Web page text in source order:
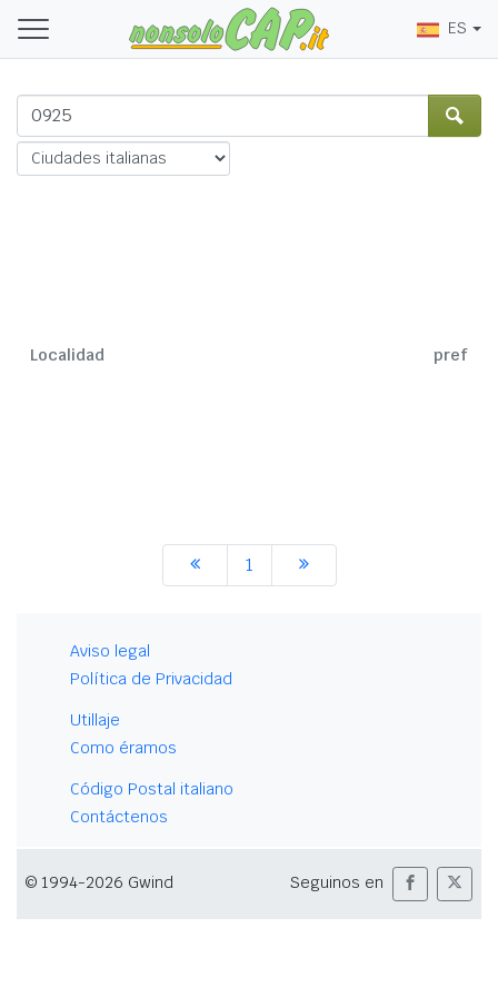
ES
Localidad pref
1
Aviso legal
Política de Privacidad
Utillaje
Como éramos
Código Postal italiano
Contáctenos
© 1994-2026 Gwind Seguinos en